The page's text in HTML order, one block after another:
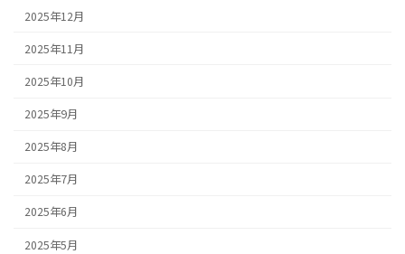
2025年12月
2025年11月
2025年10月
2025年9月
2025年8月
2025年7月
2025年6月
2025年5月